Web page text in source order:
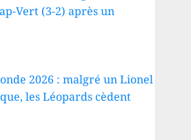
Vert (3-2) après un
2026 : malgré un Lionel
les Léopards cèdent